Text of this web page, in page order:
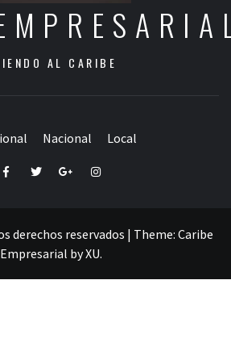
AL CARIBE
Nacional Local
FacebookTwitterGoogle+Instagram
derechos reservados | Theme: Caribe
Empresarial byXU.